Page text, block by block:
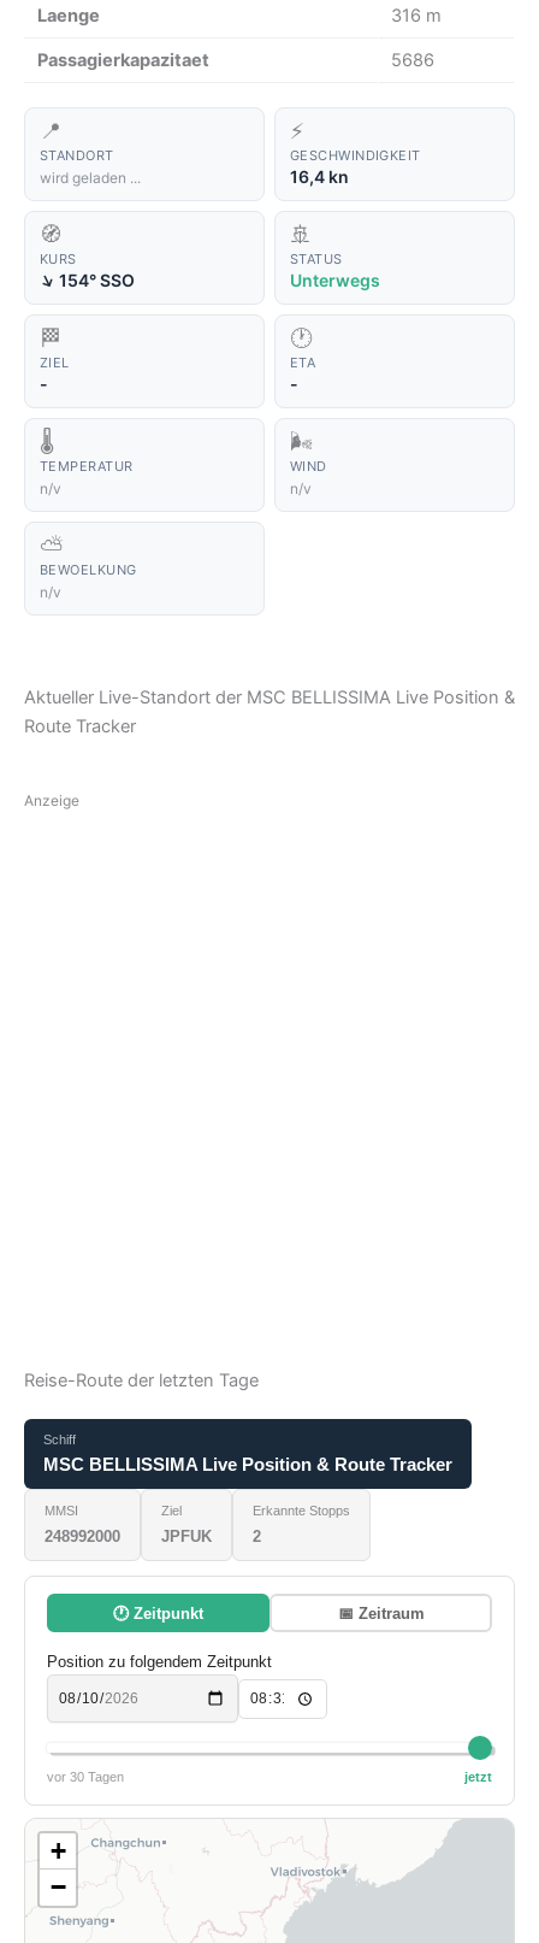
Laenge 316 m
Passagierkapazitaet 5686
📍
STANDORT
wird geladen ...
⚡
GESCHWINDIGKEIT
16,4 kn
🧭
KURS
↑154° SSO
🚢
STATUS
Unterwegs
🏁
ZIEL
-
🕐
ETA
-
🌡️
TEMPERATUR
n/v
🌬️
WIND
n/v
⛅
BEWOELKUNG
n/v
Aktueller Live-Standort der MSC BELLISSIMA Live Position &
Route Tracker
Anzeige
Reise-Route der letzten Tage
Schiff
MSC BELLISSIMA Live Position & Route Tracker
MMSI
248992000
Ziel
JPFUK
Erkannte Stopps
2
🕐 Zeitpunkt 📅 Zeitraum
Position zu folgendem Zeitpunkt
vor 30 Tagen jetzt
+
−